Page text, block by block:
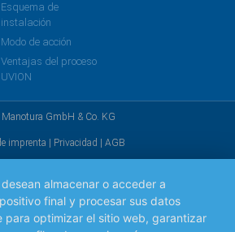
Esquema de
instalación
Modo de acción
Ventajas del proceso
UVION
GmbH & Co. KG
imprenta Privacidad AGB
almacenar o acceder a
final y procesar sus datos
para optimizar el sitio web, garantizar